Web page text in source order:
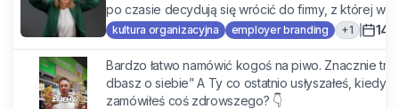
po czasie decydują się wrócić do firmy, z której
kultura organizacyjna employer branding +1
Bardzo łatwo namówić kogoś na piwo. Znacznie
dbasz o siebie” A Ty co ostatnio usłyszałeś, kiedy
zamówiłeś coś zdrowszego? 👇